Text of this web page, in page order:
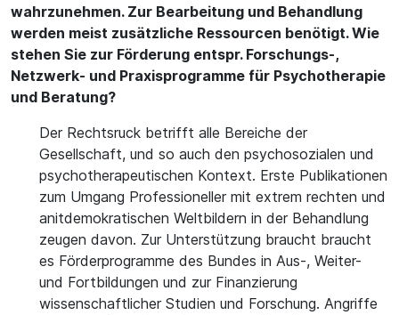
wahrzunehmen. Zur Bearbeitung und Behandlung
werden meist zusätzliche Ressourcen benötigt. Wie
stehen Sie zur Förderung entspr. Forschungs-,
Netzwerk- und Praxisprogramme für Psychotherapie
und Beratung?
Der Rechtsruck betrifft alle Bereiche der
Gesellschaft, und so auch den psychosozialen und
psychotherapeutischen Kontext. Erste Publikationen
zum Umgang Professioneller mit extrem rechten und
anitdemokratischen Weltbildern in der Behandlung
zeugen davon. Zur Unterstützung braucht braucht
es Förderprogramme des Bundes in Aus-, Weiter-
und Fortbildungen und zur Finanzierung
wissenschaftlicher Studien und Forschung. Angriffe